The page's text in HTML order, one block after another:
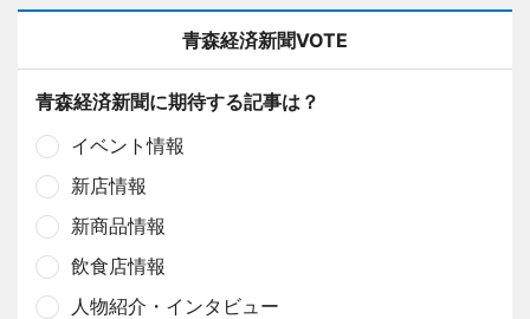
青森経済新聞VOTE
青森経済新聞に期待する記事は？
イベント情報
新店情報
新商品情報
飲食店情報
人物紹介・インタビュー